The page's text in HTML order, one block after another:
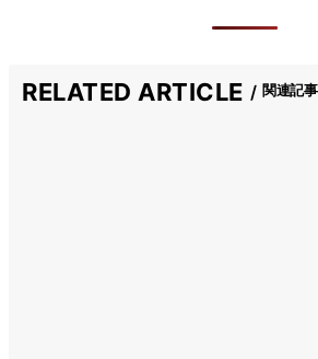
RELATED ARTICLE 関連記事